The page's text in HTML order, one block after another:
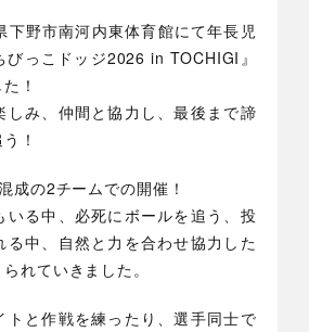
下野市南河内東体育館にて年長児
びっこドッジ2026 in TOCHIGI』
！
しみ、仲間と協力し、最後まで諦
！
成の2チームでの開催！
いる中、必死にボールを追う、投
る中、自然と力を合わせ協力した
れていきました。
トと作戦を練ったり、選手同士で